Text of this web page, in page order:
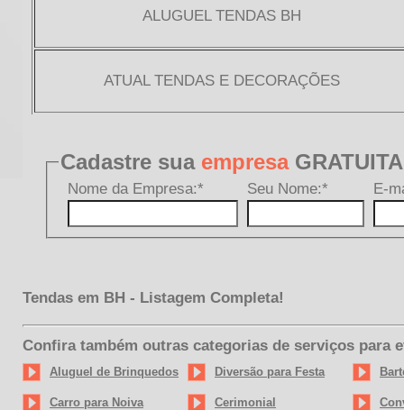
Tendas em BH - Listagem Completa!
Confira também outras categorias de serviços para
Aluguel de Brinquedos Diversão para Festa
Carro para Noiva Cerimonial